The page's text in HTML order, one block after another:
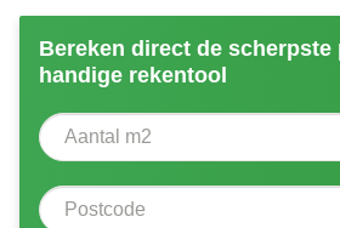
Bereken direct de scherpste
handige rekentool
Aantal vierkante meter
Postcode